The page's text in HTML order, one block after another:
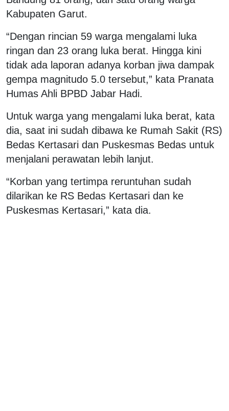
Kabupaten Garut.
“Dengan rincian 59 warga mengalami luka
ringan dan 23 orang luka berat. Hingga kini
tidak ada laporan adanya korban jiwa dampak
gempa magnitudo 5.0 tersebut,” kata Pranata
Humas Ahli BPBD Jabar Hadi.
Untuk warga yang mengalami luka berat, kata
dia, saat ini sudah dibawa ke Rumah Sakit (RS)
Bedas Kertasari dan Puskesmas Bedas untuk
menjalani perawatan lebih lanjut.
“Korban yang tertimpa reruntuhan sudah
dilarikan ke RS Bedas Kertasari dan ke
Puskesmas Kertasari,” kata dia.